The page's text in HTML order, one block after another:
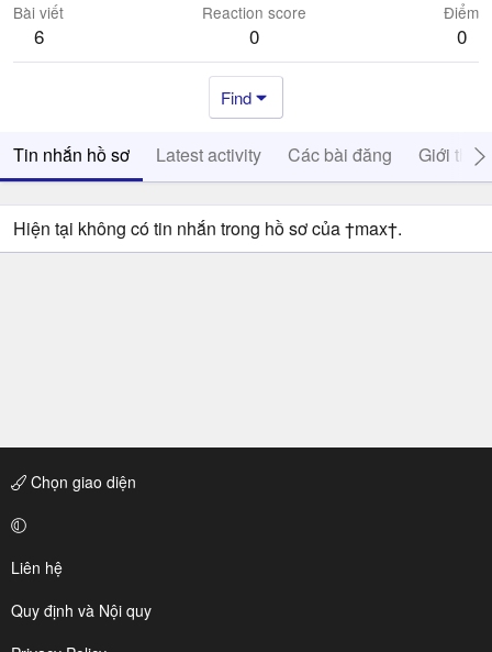
Bài viết
6
Reaction score
0
Điểm
0
Find
Tin nhắn hồ sơ Latest activity Các bài đăng Giới thiệu
Hiện tại không có tin nhắn trong hồ sơ của †max†.
Chọn giao diện
Liên hệ
Quy định và Nội quy